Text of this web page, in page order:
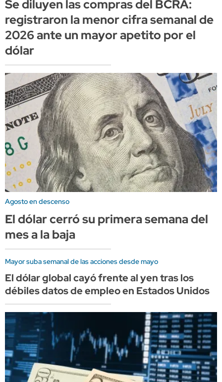
Se diluyen las compras del BCRA:
registraron la menor cifra semanal de
2026 ante un mayor apetito por el
dólar
Agosto en descenso
El dólar cerró su primera semana del
mes a la baja
Mayor suba semanal de las acciones desde mayo
El dólar global cayó frente al yen tras los
débiles datos de empleo en Estados Unidos